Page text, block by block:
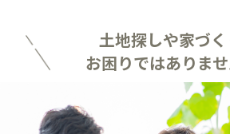
土地探しや家づ
お困りではありませ